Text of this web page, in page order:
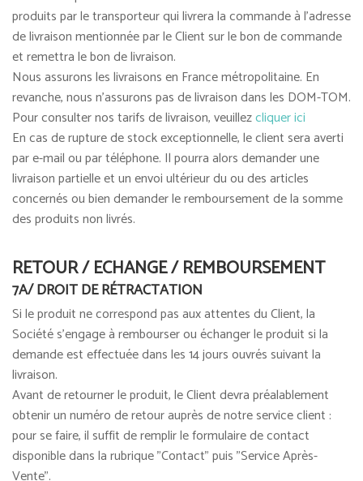
produits par le transporteur qui livrera la commande à l'adresse
de livraison mentionnée par le Client sur le bon de commande
et remettra le bon de livraison.
Nous assurons les livraisons en France métropolitaine. En
revanche, nous n'assurons pas de livraison dans les DOM-TOM.
Pour consulter nos tarifs de livraison, veuillezcliquer ici
En cas de rupture de stock exceptionnelle, le client sera averti
par e-mail ou par téléphone. Il pourra alors demander une
livraison partielle et un envoi ultérieur du ou des articles
concernés ou bien demander le remboursement de la somme
des produits non livrés.
RETOUR / ECHANGE / REMBOURSEMENT
7A/ DROIT DE RÉTRACTATION
Si le produit ne correspond pas aux attentes du Client, la
Société s'engage à rembourser ou échanger le produit si la
demande est effectuée dans les 14 jours ouvrés suivant la
livraison.
Avant de retourner le produit, le Client devra préalablement
obtenir un numéro de retour auprès de notre service client :
pour se faire, il suffit de remplir le formulaire de contact
disponible dans la rubrique "Contact" puis "Service Après-
Vente".